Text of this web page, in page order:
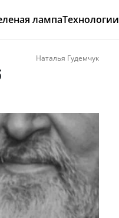
лампаТехнологии
Наталья Гудемчук